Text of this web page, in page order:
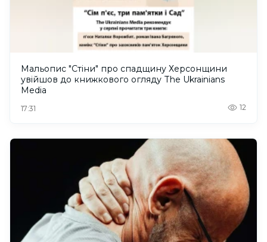
Мальопис "Стіни" про спадщину Херсонщини
увійшов до книжкового огляду The Ukrainians
Media
17:31 12